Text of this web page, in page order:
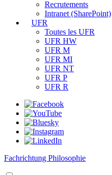
Recrutements
Intranet (SharePoint)
UFR
Toutes les UFR
UFR HW
UFR M
UFR MI
UFR NT
UFR P
UFR R
Fachrichtung Philosophie